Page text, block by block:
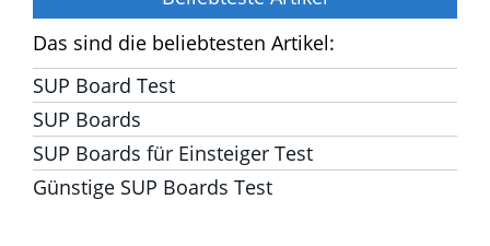
Das sind die beliebtesten Artikel:
SUP Board Test
SUP Boards
SUP Boards für Einsteiger Test
Günstige SUP Boards Test